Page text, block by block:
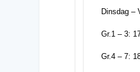
Dinsdag –
Gr.1 – 3:
Gr.4 – 7: